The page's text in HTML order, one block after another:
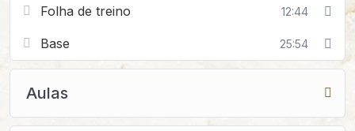
Folha de treino 12:44
Base 25:54
Aulas